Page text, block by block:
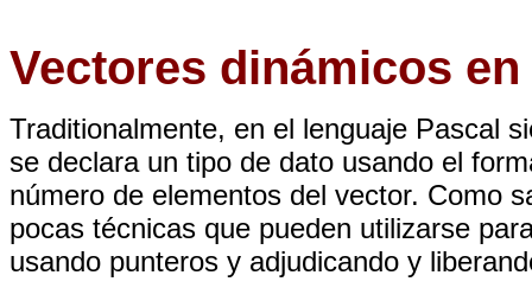
Vectores dinámicos en
Traditionalmente, en el lenguaje Pascal
se declara un tipo de dato usando el
número de elementos del vector. Como
pocas técnicas que pueden utilizarse
usando punteros y adjudicando y